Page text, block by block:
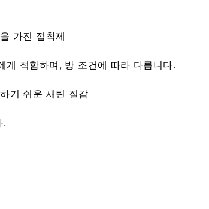
가진 접착제
게 적합하며, 방 조건에 따라 다릅니다.
기 쉬운 새틴 질감
.